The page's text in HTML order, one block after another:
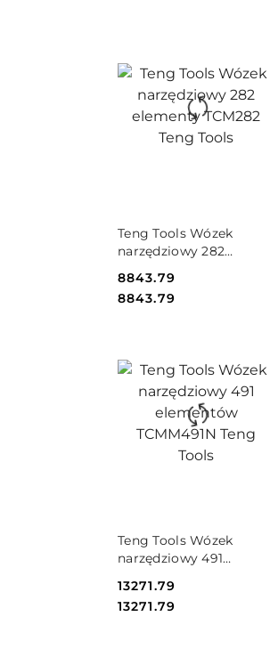
Teng Tools Wózek
narzędziowy 282
Tools
Cena:
8843.79
Cena:
8843.79
DO KOSZYKA
Teng Tools Wózek
narzędziowy 491
Teng Tools
Cena:
13271.79
Cena:
13271.79
DO KOSZYKA